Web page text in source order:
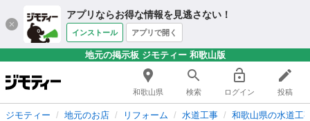
アプリならお得な情報を見逃さない！
インストール アプリで開く
地元の掲示板 ジモティー 和歌山版
和歌山県 検索 ログイン 投稿
ジモティー 地元のお店 リフォーム 水道工事 和歌山県の水道工